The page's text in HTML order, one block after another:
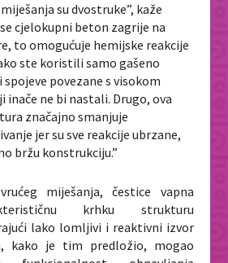
su dvostruke”, kaže
se cjelokupni beton zagrije na
to omogućuje hemijske reakcije
ste koristili samo gašeno
povezane s visokom
ne bi nastali. Drugo, ova
značajno smanjuje
jer su sve reakcije ubrzane,
bržu konstrukciju.”
miješanja, čestice vapna
krhku strukturu
lako lomljivi i reaktivni izvor
kako je tim predložio, mogao